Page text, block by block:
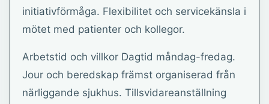
initiativförmåga. Flexibilitet och servicekänsla i
mötet med patienter och kollegor.
Arbetstid och villkor Dagtid måndag-fredag.
Jour och beredskap främst organiserad från
närliggande sjukhus. Tillsvidareanställning